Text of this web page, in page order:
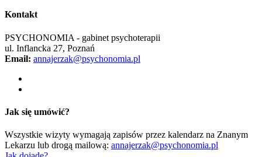
Kontakt
PSYCHONOMIA - gabinet psychoterapii
ul. Inflancka 27, Poznań
Email: annajerzak@psychonomia.pl
Jak się umówić?
Wszystkie wizyty wymagają zapisów przez kalendarz na Znanym
Lekarzu lub drogą mailową: annajerzak@psychonomia.pl